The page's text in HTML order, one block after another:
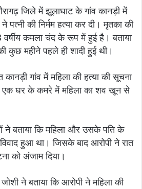
जिले में झूलाघाट के गांव कानड़ी में
पत्नी की निर्मम हत्या कर दी। मृतका की
वर्षीय कमला चंद के रूप में हुई है। बताया
कुछ महीने पहले ही शादी हुई थी।
गांव में महिला की हत्या की सूचना
एक घर के कमरे में महिला का शव खून से
बताया कि महिला और उसके पति के
हुआ था। जिसके बाद आरोपी ने रात
को अंजाम दिया।
ने बताया कि आरोपी ने महिला की